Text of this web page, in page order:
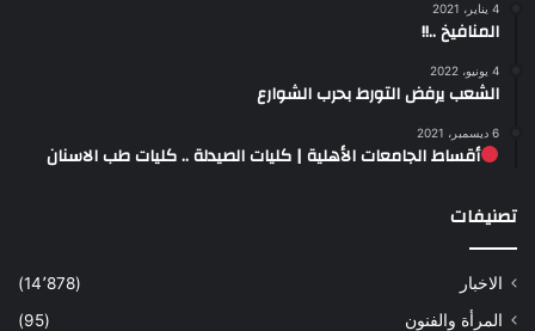
4 يناير، 2021
المنافيخ ..!!
4 يونيو، 2022
الشعب يرفض التورط بحرب الشوارع
6 ديسمبر، 2021
أقساط الجامعات الأهلية | كليات الصيدلة .. كليات طب الاسنان
تصنيفات
الاخبار
(14٬878)
المرأة والفنون
(95)